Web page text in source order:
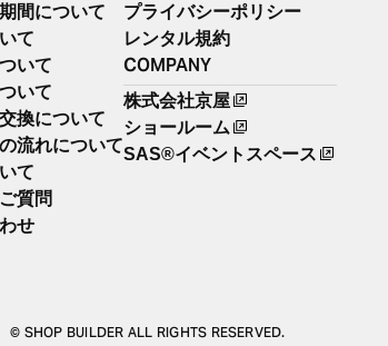
間について
て
いて
いて
換について
流れについて
て
質問
せ
プライバシーポリシー
レンタル規約
COMPANY
株式会社京屋
ショールーム
SAS®イベントスペース
© SHOP BUILDER ALL RIGHTS RESERVED.